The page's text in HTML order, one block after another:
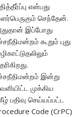
என்பது
செந்தேன்.
இப்போது
கூறும் புது
இன்று
முக்கிய
பதிவு செய்யப்பட்ட
Code (CrPC)